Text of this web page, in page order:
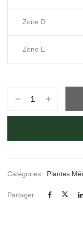
Zone D
Zone E
Catégories : Plantes
Partager :